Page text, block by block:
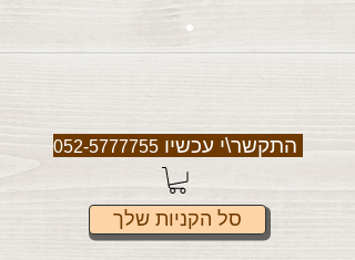
התקשר\י עכשיו052-5777755
סל הקניות שלך